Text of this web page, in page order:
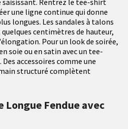
Rentrez le tee-shirt
une ligne continue qui donne
longues. Les sandales à talons
centimètres de hauteur,
Pour un look de soirée,
soie ou en satin avec un tee-
accessoires comme une
structuré complètent
Longue Fendue avec